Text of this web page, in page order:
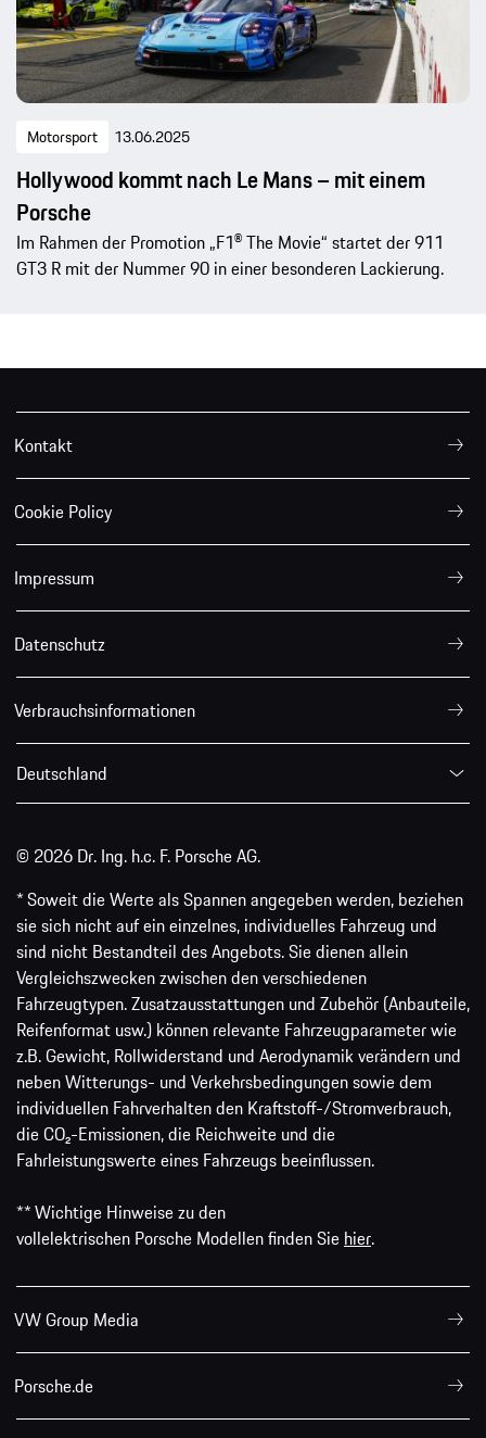
Motorsport 13.06.2025
Hollywood kommt nach Le Mans – mit einem
Porsche
Im Rahmen der Promotion „F1® The Movie“ startet der 911
GT3 R mit der Nummer 90 in einer besonderen Lackierung.
Kontakt
Cookie Policy
Impressum
Datenschutz
Verbrauchsinformationen
Deutschland
© 2026 Dr. Ing. h.c. F. Porsche AG.
* Soweit die Werte als Spannen angegeben werden, beziehen
sie sich nicht auf ein einzelnes, individuelles Fahrzeug und
sind nicht Bestandteil des Angebots. Sie dienen allein
Vergleichszwecken zwischen den verschiedenen
Fahrzeugtypen. Zusatzausstattungen und Zubehör (Anbauteile,
Reifenformat usw.) können relevante Fahrzeugparameter wie
z.B. Gewicht, Rollwiderstand und Aerodynamik verändern und
neben Witterungs- und Verkehrsbedingungen sowie dem
individuellen Fahrverhalten den Kraftstoff-/Stromverbrauch,
die CO₂-Emissionen, die Reichweite und die
Fahrleistungswerte eines Fahrzeugs beeinflussen.
** Wichtige Hinweise zu den
vollelektrischen Porsche Modellen finden Sie hier.
VW Group Media
Porsche.de